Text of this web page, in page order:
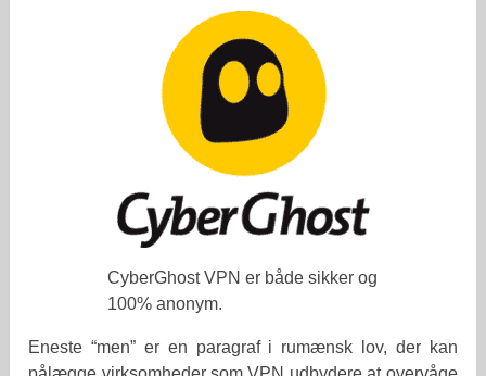
CyberGhost VPN er både sikker og
100% anonym.
Eneste “men” er en paragraf i rumænsk lov, der kan